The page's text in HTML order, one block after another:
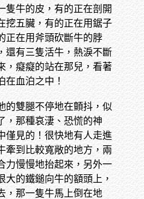
隻牛的皮，有的正在剖開
挖五臟，有的正在用鋸子
正在用斧頭砍斷牛的脖
還有三隻活牛，熱淚不斷
，癡癡的站在那兒，看著
在血泊之中！
的雙腿不停地在顫抖，似
，那種哀淒、恐慌的神
僅見的！很快地有人走進
牽到比較寬敞的地方，兩
力慢慢地抬起來，另外一
大的鐵鎚向牛的額頭上，
，那一隻牛馬上倒在地